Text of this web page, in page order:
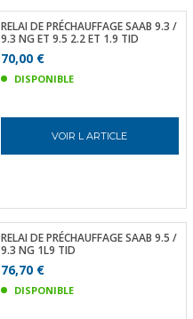
RELAI DE PRÉCHAUFFAGE SAAB 9.3 /
9.3 NG ET 9.5 2.2 ET 1.9 TID
70,00 €
DISPONIBLE
VOIR L ARTICLE
RELAI DE PRÉCHAUFFAGE SAAB 9.5 /
9.3 NG 1L9 TID
76,70 €
DISPONIBLE